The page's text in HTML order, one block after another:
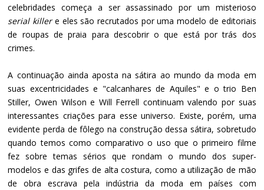
celebridades começa a ser assassinado por um misterioso
serial killere eles são recrutados por uma modelo de editoriais
de roupas de praia para descobrir o que está por trás dos
crimes.
A continuação ainda aposta na sátira ao mundo da moda em
suas excentricidades e "calcanhares de Aquiles" e o trio Ben
Stiller, Owen Wilson e Will Ferrell continuam valendo por suas
interessantes criações para esse universo. Existe, porém, uma
evidente perda de fôlego na construção dessa sátira, sobretudo
quando temos como comparativo o uso que o primeiro filme
fez sobre temas sérios que rondam o mundo dos super-
modelos e das grifes de alta costura, como a utilização de mão
de obra escrava pela indústria da moda em países com